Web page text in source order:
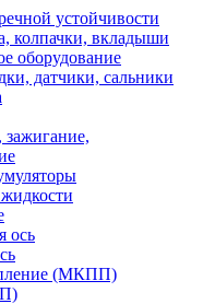
устойчивости
колпачки, вкладыши
оборудование
датчики, сальники
зажигание,
ось
(МКПП)